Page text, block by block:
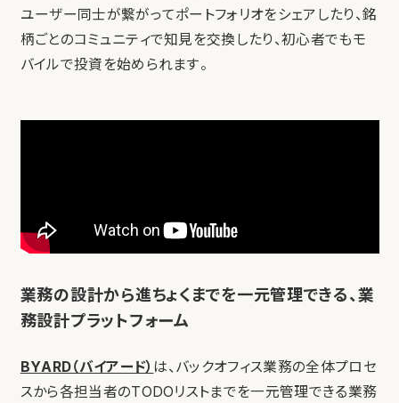
ユーザー同士が繋がってポートフォリオをシェアしたり、銘
柄ごとのコミュニティで知見を交換したり、初心者でもモ
バイルで投資を始められます。
業務の設計から進ちょくまでを一元管理できる、業
務設計プラットフォーム
BYARD（バイアード） は、バックオフィス業務の全体プロセ
スから各担当者のTODOリストまでを一元管理できる業務